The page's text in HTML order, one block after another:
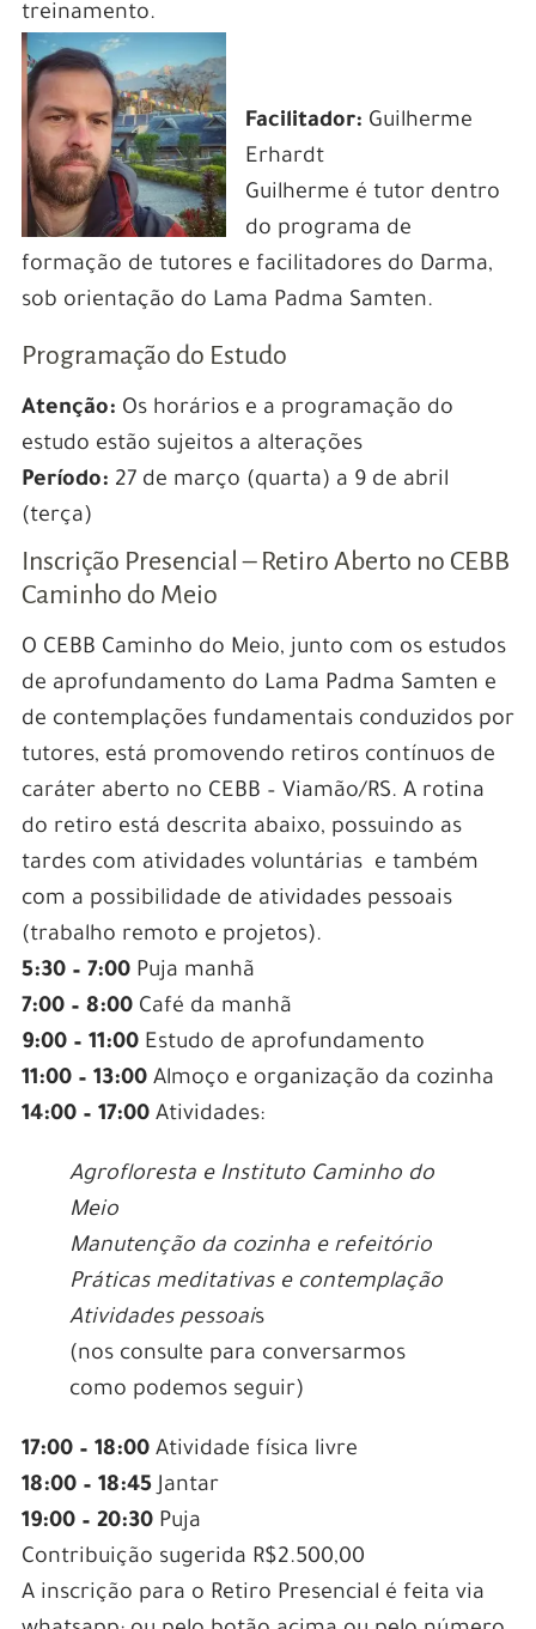
treinamento.
Facilitador: Guilherme
Erhardt
Guilherme é tutor dentro
do programa de
formação de tutores e facilitadores do Darma,
sob orientação do Lama Padma Samten.
Programação do Estudo
Atenção: Os horários e a programação do
estudo estão sujeitos a alterações
Período: 27 de março (quarta) a 9 de abril
(terça)
Inscrição Presencial – Retiro Aberto no CEBB
Caminho do Meio
O CEBB Caminho do Meio, junto com os estudos
de aprofundamento do Lama Padma Samten e
de contemplações fundamentais conduzidos por
tutores, está promovendo retiros contínuos de
caráter aberto no CEBB – Viamão/RS. A rotina
do retiro está descrita abaixo, possuindo as
tardes com atividades voluntárias e também
com a possibilidade de atividades pessoais
(trabalho remoto e projetos).
5:30 – 7:00Puja manhã
7:00 – 8:00Café da manhã
9:00 – 11:00Estudo de aprofundamento
11:00 – 13:00Almoço e organização da cozinha
14:00 – 17:00Atividades:
Agrofloresta e Instituto Caminho do
Meio
Manutenção da cozinha e refeitório
Práticas meditativas e contemplação
Atividades pessoais
(nos consulte para conversarmos
como podemos seguir)
17:00 – 18:00Atividade física livre
18:00 – 18:45Jantar
19:00 – 20:30Puja
Contribuição sugerida R$2.500,00
A inscrição para o Retiro Presencial é feita via